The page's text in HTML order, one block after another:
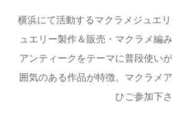
横浜にて活動するマクラメジュエ
ュエリー製作＆販売・マクラメ編
アンティークをテーマに普段使い
囲気のある作品が特徴。マクラメ
ひご参加下さ